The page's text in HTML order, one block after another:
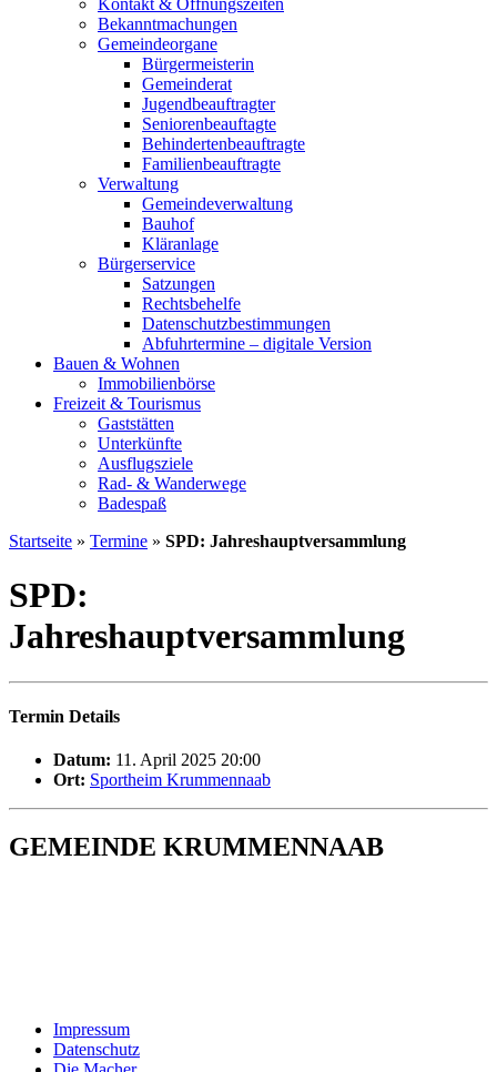
Kontakt & Öffnungszeiten
Bekanntmachungen
Gemeindeorgane
Bürgermeisterin
Gemeinderat
Jugendbeauftragter
Seniorenbeauftagte
Behindertenbeauftragte
Familienbeauftragte
Verwaltung
Gemeindeverwaltung
Bauhof
Kläranlage
Bürgerservice
Satzungen
Rechtsbehelfe
Datenschutzbestimmungen
Abfuhrtermine – digitale Version
Bauen & Wohnen
Immobilienbörse
Freizeit & Tourismus
Gaststätten
Unterkünfte
Ausflugsziele
Rad- & Wanderwege
Badespaß
Startseite » Termine » SPD: Jahreshauptversammlung
SPD:
Jahreshauptversammlung
Termin Details
Datum: 11. April 2025 20:00
Ort: Sportheim Krummennaab
GEMEINDE KRUMMENNAAB
Impressum
Datenschutz